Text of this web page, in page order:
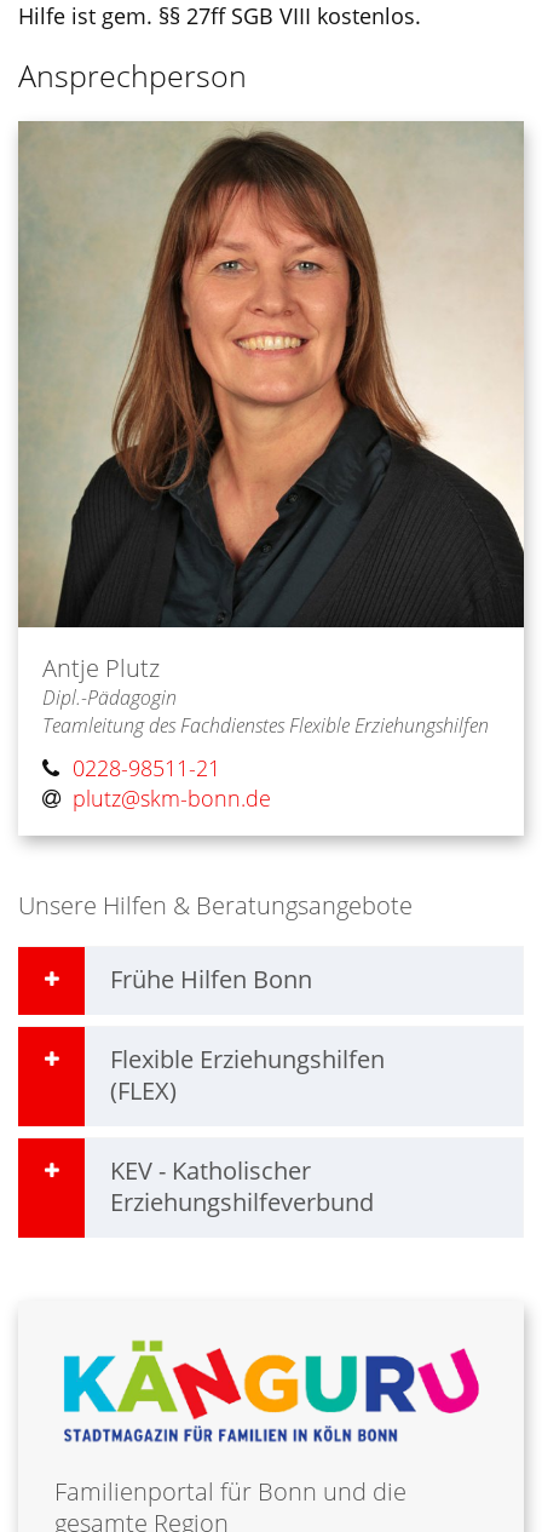
Hilfe ist gem. §§ 27ff SGB VIII kostenlos.
Ansprechperson
Antje Plutz
Dipl.-Pädagogin
Teamleitung des Fachdienstes Flexible Erziehungshilfen
0228-98511-21
plutz@skm-bonn.de
Unsere Hilfen & Beratungsangebote
Frühe Hilfen Bonn
Flexible Erziehungshilfen
(FLEX)
KEV - Katholischer
Erziehungshilfeverbund
Familienportal für Bonn und die
gesamte Region